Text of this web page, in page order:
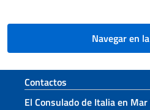
Navegar en
Sezione footer
Contactos
El Consulado de Italia en